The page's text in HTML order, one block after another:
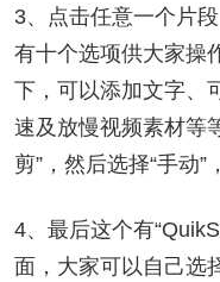
3、点击任意一个片
有十个选项供大家操
下，可以添加文字、
速及放慢视频素材等
剪”，然后选择“手动”
4、最后这个有
面，大家可以自己选